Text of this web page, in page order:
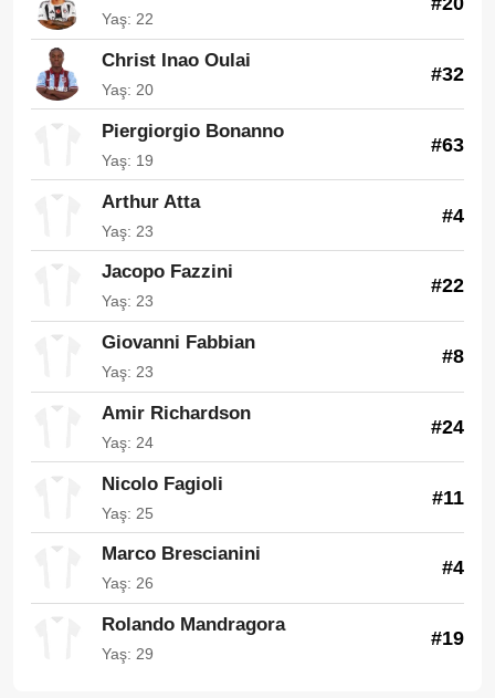
Yaş: 22
Christ Inao Oulai
Yaş: 20
#32
Piergiorgio Bonanno
Yaş: 19
#63
Arthur Atta
Yaş: 23
#4
Jacopo Fazzini
Yaş: 23
#22
Giovanni Fabbian
Yaş: 23
#8
Amir Richardson
Yaş: 24
#24
Nicolo Fagioli
Yaş: 25
#11
Marco Brescianini
Yaş: 26
#4
Rolando Mandragora
Yaş: 29
#19